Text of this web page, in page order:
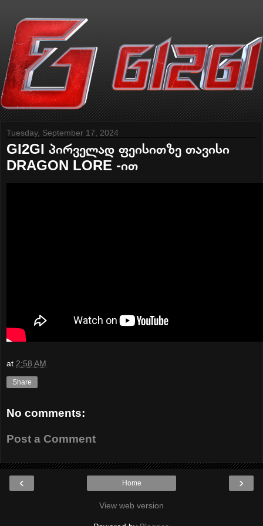
Tuesday, September 17, 2024
GI2GI პირველად ფეისითზე თავისი
DRAGON LORE -ით
at 2:58 AM
Share
No comments:
Post a Comment
‹ ›
Home
View web version